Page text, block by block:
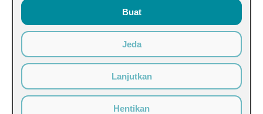
Buat
Jeda
Lanjutkan
Hentikan